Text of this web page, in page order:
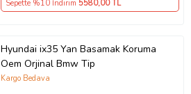
Sepette %10 İndirim 5580,00 TL
Hyundai ix35 Yan Basamak Koruma
Oem Orjinal Bmw Tip
Kargo Bedava